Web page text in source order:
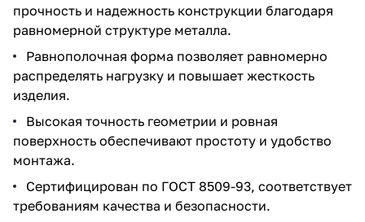
прочность и надежность конструкции благодаря
равномерной структуре металла.
Равнополочная форма позволяет равномерно
распределять нагрузку и повышает жесткость
изделия.
Высокая точность геометрии и ровная
поверхность обеспечивают простоту и удобство
монтажа.
Сертифицирован по ГОСТ 8509-93, соответствует
требованиям качества и безопасности.